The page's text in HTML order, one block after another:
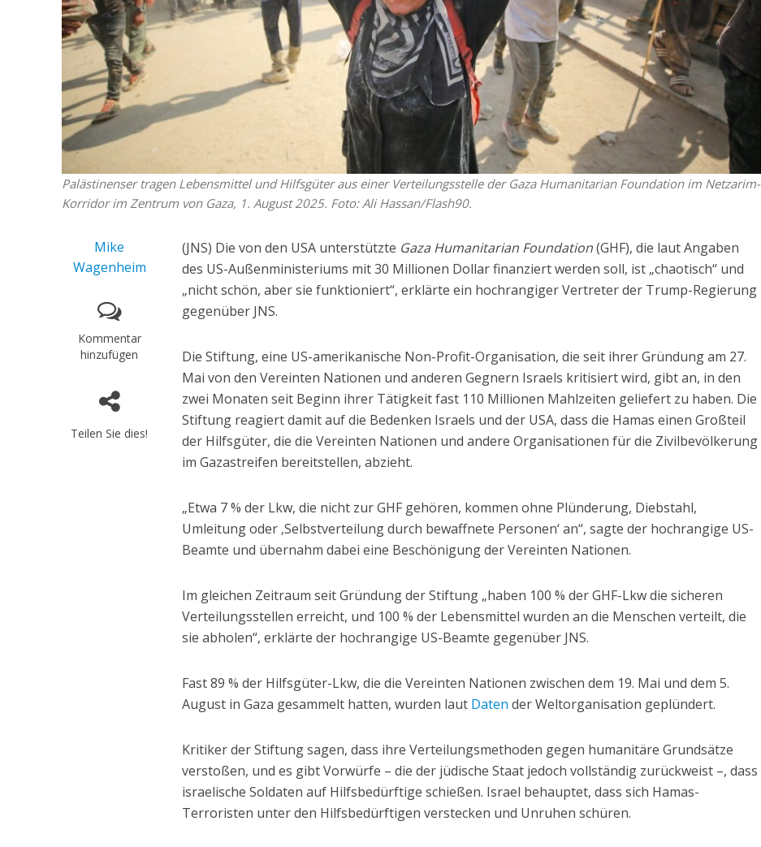
Palästinenser tragen Lebensmittel und Hilfsgüter aus einer Verteilungsstelle der Gaza Humanitarian Foundation im Netzarim-
Korridor im Zentrum von Gaza, 1. August 2025. Foto: Ali Hassan/Flash90.
Mike
Wagenheim
Kommentar
hinzufügen
Teilen Sie dies!
(JNS) Die von den USA unterstützte Gaza Humanitarian Foundation(GHF), die laut Angaben
des US-Außenministeriums mit 30 Millionen Dollar finanziert werden soll, ist „chaotisch“ und
„nicht schön, aber sie funktioniert“, erklärte ein hochrangiger Vertreter der Trump-Regierung
gegenüber JNS.
Die Stiftung, eine US-amerikanische Non-Profit-Organisation, die seit ihrer Gründung am 27.
Mai von den Vereinten Nationen und anderen Gegnern Israels kritisiert wird, gibt an, in den
zwei Monaten seit Beginn ihrer Tätigkeit fast 110 Millionen Mahlzeiten geliefert zu haben. Die
Stiftung reagiert damit auf die Bedenken Israels und der USA, dass die Hamas einen Großteil
der Hilfsgüter, die die Vereinten Nationen und andere Organisationen für die Zivilbevölkerung
im Gazastreifen bereitstellen, abzieht.
„Etwa 7 % der Lkw, die nicht zur GHF gehören, kommen ohne Plünderung, Diebstahl,
Umleitung oder ‚Selbstverteilung durch bewaffnete Personen‘ an“, sagte der hochrangige US-
Beamte und übernahm dabei eine Beschönigung der Vereinten Nationen.
Im gleichen Zeitraum seit Gründung der Stiftung „haben 100 % der GHF-Lkw die sicheren
Verteilungsstellen erreicht, und 100 % der Lebensmittel wurden an die Menschen verteilt, die
sie abholen“, erklärte der hochrangige US-Beamte gegenüber JNS.
Fast 89 % der Hilfsgüter-Lkw, die die Vereinten Nationen zwischen dem 19. Mai und dem 5.
August in Gaza gesammelt hatten, wurden laut Daten der Weltorganisation geplündert.
Kritiker der Stiftung sagen, dass ihre Verteilungsmethoden gegen humanitäre Grundsätze
verstoßen, und es gibt Vorwürfe – die der jüdische Staat jedoch vollständig zurückweist –, dass
israelische Soldaten auf Hilfsbedürftige schießen. Israel behauptet, dass sich Hamas-
Terroristen unter den Hilfsbedürftigen verstecken und Unruhen schüren.